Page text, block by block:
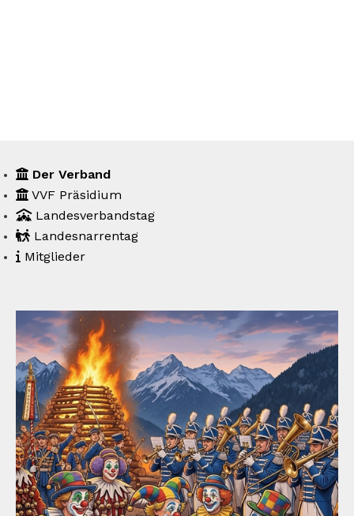
Der Verband
VVF Präsidium
Landesverbandstag
Landesnarrentag
Mitglieder